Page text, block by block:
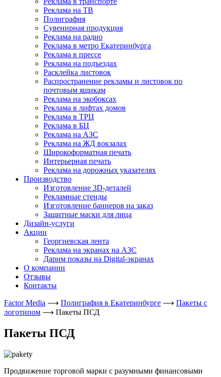
Реклама на ТВ
Полиграфия
Сувенирная продукция
Реклама на радио
Реклама в метро Екатеринбурга
Реклама в прессе
Реклама на подъездах
Расклейка листовок
Распространение рекламы и листовок по
почтовым ящикам
Реклама на экобоксах
Реклама в лифтах домов
Реклама в ТРЦ
Реклама в БЦ
Реклама на АЗС
Реклама на ЖД вокзалах
Широкоформатная печать
Интерьерная печать
Реклама на дорожных указателях
Производство
Изготовление 3D-деталей
Рекламные стенды
Изготовление баннеров на заказ
Защитные маски для лица
Дизайн-услуги
Акции
Георгиевская лента
Реклама на экранах на АЗС
Дарим показы на Digital-экранах
О компании
Отзывы
Контакты
Factor Media ⟶ Полиграфия в Екатеринбурге ⟶ Пакеты с
логотипом ⟶ Пакеты ПСД
Пакеты ПСД
Продвижение торговой марки с разумными финансовыми